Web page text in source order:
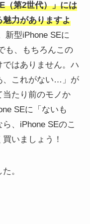
（第2世代）」には
力がありますよ
新型iPhone SEに
も、もちろんこの
はありません。ハ
、これがない…」が
当たり前のモノか
SEに「ないも
、iPhone SEのこ
いましょう！
。